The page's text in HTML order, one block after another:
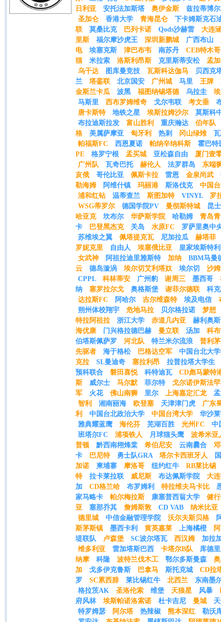
日利亚
安托法加斯塔 奥伊金斯
兹拉蒂博尔
圣加仑
香港大学 青海昆仑
下卡姆斯克石
联
莫桑比克 巴列卡诺 Qods沙赫雷
大连
里斯
福尔摩沙虎王 深圳新鹏城 广西布山
电
埃塞克斯 津巴布韦 南苏丹
CEB特木哥
猫
米拉索 洛斯利昂斯 克里斯蒂安松
孟
乌干达
图库曼竞技 瓦斯科达伽马
贝西克
兰
塔銮联 北京国安 广州城 马里 王牌
金斯兰卡瓜
波黑 福图纳锡塔德 乌拉圭
马斯里
西布罗姆维奇 戈尔韦联 考文垂
唐卡斯特
地铁之星 埃斯拉姆沙尔
莫斯科
布拉迪斯拉发
富山胜利 重庆瀚达
伯年队
格
美属萨摩亚 匈牙利 热刺 冈山绿雉
帕福斯FC
西恩夏诺 帕纳辛纳科斯
霍巴特
PE
格罗宁根 孟买城 亚松森自由
厦门壹
广州队
瓦奇巴托 赫伦人 法罗群岛
东端
亥俄
哥伦比亚 佩斯卡拉 雷恩 金泉尚武
勒海姆
阿维什镇 玛丽港 斯洛伐克
中国
浦和红钻
温蒂查兰 斯图加特 VINYL
罗
WSG蒂罗尔
德国学院PV 曼彻斯特城
昆
哈亚克
坎布尔 华萨斯学院 哈勒姆
青岛
卡
巴登黑杰克 关岛 水原FC
罗萨里奥中
苏维埃之翼
佩塔提克瓦 尼加拉瓜
赫塔菲
罗妮克里
自由人 埃塞俄比亚
皇家埃斯特利
女武神
阿祖拉迪里雅斯特 加纳
BBM马曼
云
德岛漩涡 埃尔切艾利塔奴 埃尔切
沙
CPPL
科林蒂安 广州豹 谢周三 墨西哥
纳
塞罗拉尔戈 奥格斯堡 谢菲尔德联
科
达拉斯FC
阿哈尔 吉尔维森特 埃及电信
朔州体校翔宇
危地马拉 贝尔格拉诺
梦想
特拉阿祖拉
浙江大学 赤道几内亚
赫利奥
海优康
门兴格拉德巴赫 曼立联 汤加
科
伯塔斯佩萨罗
河北队 特兰米尔流浪
普利
先驱者
海于格松 巴格达空军
中国台北大
克拉
SL曼迪奇 塞拉利昂
拉普拉塔大学生
预科联合
磐田喜悦 科特迪瓦
CD彪马蒙特
斯
威尔士 马尔默 菲尔特
戈尔诺伊斯法罕
军
火花 佛山南狮 里尔 上海嘉定汇龙
智利
湘南丽海 欧登塞 天津津门虎
广东
利
中国台北政治大学 中国台湾大学
华沙
雅典耀蓝鹰
海伦芬 芜湖百胜 光州FC
中
班塔尔FC
浦项铁人 月球猫头鹰
波希米亚
普顿
黔西南栩烽棠 希伯尼安 云南爨合
卡
巴尼特 勇士队GRA 塔尔卡西班牙人
加诺
柬埔寨 摩洛哥 纽约红牛
RB莱比锡
特
拉卡莱拉联 威尼斯 布达佩斯学院
大
加
CD格兰哈 布罗姆利 特拉维夫马卡比
家马略卡
帕尔梅拉斯 康塞普西翁大学
健
亚
塞那乔其 詹姆斯敦 CD VAB
纳米比亚
德里城
中信金融管理学院 沃尔夫斯贝格
斯茅斯镇
墨西卡利 黄英嘉莱 上海橘橙
堤联队
卢森堡 SC波尔塔瓦 西汉姆
加拉
维多利亚
雷加塔斯巴西 卡塔尔B队
库德
纳摩
科隆 波特兰伐木工 鄂尔多斯曼森
加
戈多伊克鲁斯 巴拿马 斯托克城
CD拉
罗
SC累西腓 莱比锡红牛 北西兰
东南墨
格拉茨AK
圣洛伦索 维堡 天狼星 风暴
府风林
埃斯帕诺洛索诺 杜卡吉尼 曼城
特罗姆瑟
阿尔塔 热辣椒 熊本深红
勒沃